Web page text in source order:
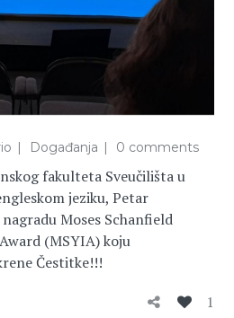
Događanja 0 comments
fakulteta Sveučilišta u
jeziku, Petar
Moses Schanfield
(MSYIA) koju
Čestitke!!!
1